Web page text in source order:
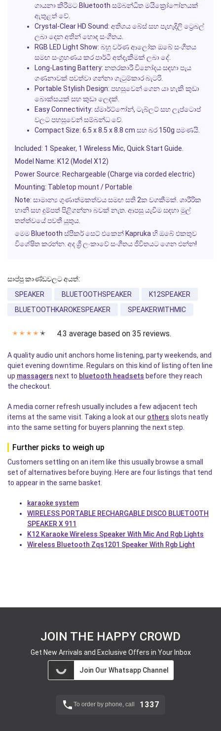
ගායනා කිරීමට Bluetooth සම්බන්ධිත මයික්‍රෝෆෝනයක්
ඇතුළත් වේ.
Crystal-Clear HD Sound: අතිශය බේස් සහ පැහැදිලි ට්‍රෙබල්
ලබා දෙන අතින් හොඳ සංගීතය.
RGB LED Light Show: බහු වර්ණ ආලෝක ඔබේ සංගීතය
සමඟ සංග්‍රහණය කර පාර්ටී අත්දැකීමක් ලබා දේ.
Long-Lasting Battery: නතරකාරී විනෝදය සඳහා පැය
ගණනාවක් පවත්වා ගන්නා ගැටුම්කාර බැටරි.
Portable Stylish Design: පහසුවෙන් ගෙන යා හැකි කුඩා
බොක්සයක් සහ කුඩා ලෙදක්.
Easy Connectivity: ස්මාර්ට්ෆෝන්, ටැබ්ලට් සහ ලැප්ටොප්
වලට පහසුවෙන් සම්බන්ධ වේ.
Compact Size: 6.5 x 8.5 x 8.8 cm සහ බර 150g පමණයි.
Included: 1 Speaker, 1 Wireless Mic, Quick Start Guide.
Model Name: K12 (Model X12)
Power Source: Rechargeable (Charge via corded electric)
Mounting: Tabletop mount / Portable
Note: සාමාන්‍ය ගුණාත්මකත්වය සමඟ සති 2ක වගකීමක්. ශාරීරික
හානි සහ දුම්පත් පිළිගන්නා බවක් නැත. ආපසු යැවීම සඳහා මුල්
තත්ත්වයේ පවතී යුතුය.
මෙම Bluetooth ස්පීකර් සෙට් එකෙන් Kaprukaහි ඔබේ එකතුව
විශේෂිත කරන්න. අද ශ්‍රී ලංකාවේ සංගීතය ජීවිතයට ගෙන එන්න!
සාප්පු කාණ්ඩවලට අයත්:
SPEAKER
BLUETOOTHSPEAKER
K12SPEAKER
BLUETOOTHKAROKESPEAKER
SPEAKERWITHMIC
✭ ✭ ✭ ✭ ✭ 4.3 average based on 35 reviews.
A quality audio unit anchors home listening, party weekends, and
quiet evening downtime. Regulars on this kind of listing often line
up massagers next to bluetooth headsets before they reach
the checkout.
A media corner refresh usually includes a few adjacent tech
items at the same visit. Taking a look at our others slots neatly
into the same setting for buyers planning the next step.
Further picks to weigh up
Customers settling on an item like this usually browse a small
set of alternatives before buying. Here are four listings that tend
to appear in the same basket.
karaoke system
WIRELESS PORTABLE RECHARGABLE DISCO BLUETOOTH
SPEAKER X 911
K12 Karaoke Wireless Speaker With Mic And Rgb Lights
Wireless Bluetooth Zqs1201 Speaker With Rgb Light
JOIN THE HAPPY CROWD
Get New Arrivals and Exclusive Offers in Your Inbox
Join Our Whatsapp Channel
To order by phone, call 1337